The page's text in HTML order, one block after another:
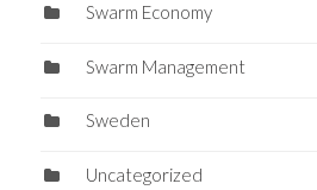
Swarm Economy
Swarm Management
Sweden
Uncategorized